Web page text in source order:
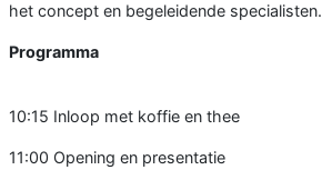
het concept en begeleidende specialisten.
Programma
10:15 Inloop met koffie en thee
11:00 Opening en presentatie